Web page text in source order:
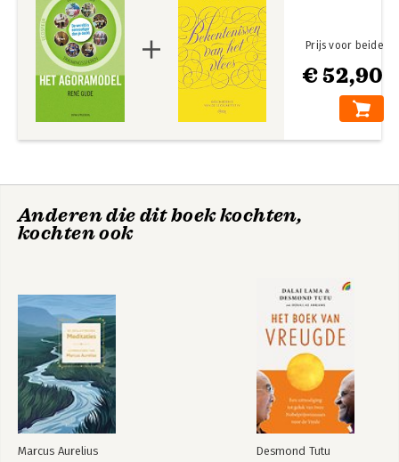
€ 52,90
Prijs voor beide
Anderen die dit boek kochten,
kochten ook
Marcus Aurelius Desmond Tutu